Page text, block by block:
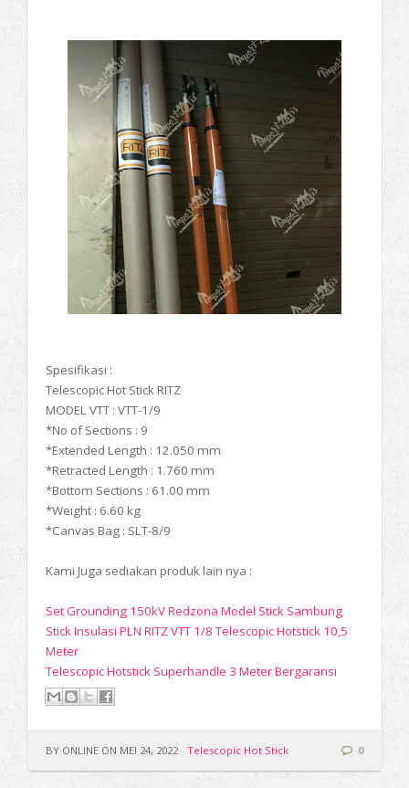
Spesifikasi :
Telescopic Hot Stick RITZ
MODEL VTT : VTT-1/9
*No of Sections : 9
*Extended Length : 12.050 mm
*Retracted Length : 1.760 mm
*Bottom Sections : 61.00 mm
*Weight : 6.60 kg
*Canvas Bag : SLT-8/9
Kami Juga sediakan produk lain nya :
Set Grounding 150kV Redzona Model Stick Sambung
Stick Insulasi PLN RITZ VTT 1/8 Telescopic Hotstick 10,5
Meter
Telescopic Hotstick Superhandle 3 Meter Bergaransi
BY ONLINE ON MEI 24, 2022 Telescopic Hot Stick 0